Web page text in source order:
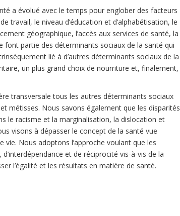
a évolué avec le temps pour englober des facteurs
travail, le niveau d’éducation et d’alphabétisation, le
géographique, l’accès aux services de santé, la
font partie des déterminants sociaux de la santé qui
lié à d’autres déterminants sociaux de la
un plus grand choix de nourriture et, finalement,
transversale tous les autres déterminants sociaux
métisses. Nous savons également que les disparités
le racisme et la marginalisation, la dislocation et
visons à dépasser le concept de la santé vue
Nous adoptons l’approche voulant que les
et de réciprocité vis-à-vis de la
l’égalité et les résultats en matière de santé.